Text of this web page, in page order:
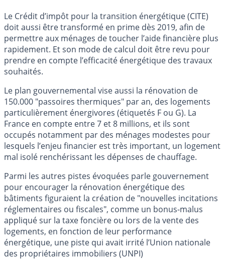
Le Crédit d’impôt pour la transition énergétique (CITE)
doit aussi être transformé en prime dès 2019, afin de
permettre aux ménages de toucher l’aide financière plus
rapidement. Et son mode de calcul doit être revu pour
prendre en compte l’efficacité énergétique des travaux
souhaités.
Le plan gouvernemental vise aussi la rénovation de
150.000 "passoires thermiques" par an, des logements
particulièrement énergivores (étiquetés F ou G). La
France en compte entre 7 et 8 millions, et ils sont
occupés notamment par des ménages modestes pour
lesquels l’enjeu financier est très important, un logement
mal isolé renchérissant les dépenses de chauffage.
Parmi les autres pistes évoquées parle gouvernement
pour encourager la rénovation énergétique des
bâtiments figuraient la création de "nouvelles incitations
réglementaires ou fiscales", comme un bonus-malus
appliqué sur la taxe foncière ou lors de la vente des
logements, en fonction de leur performance
énergétique, une piste qui avait irrité l’Union nationale
des propriétaires immobiliers (UNPI)